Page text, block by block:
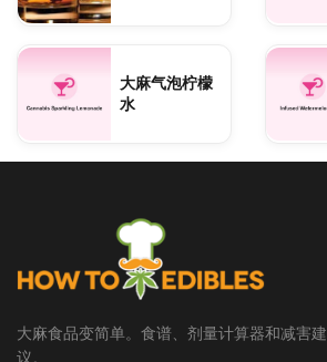
大麻气泡柠檬
水
大麻食品变简单。食谱、剂量计算器和减害建
议。